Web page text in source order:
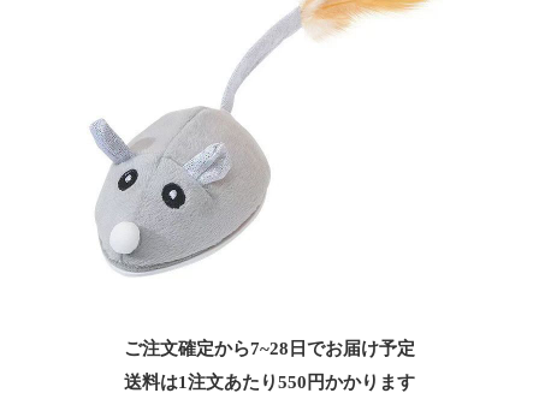
ご注文確定から7~28日でお届け予定
送料は1注文あたり550 円かかります